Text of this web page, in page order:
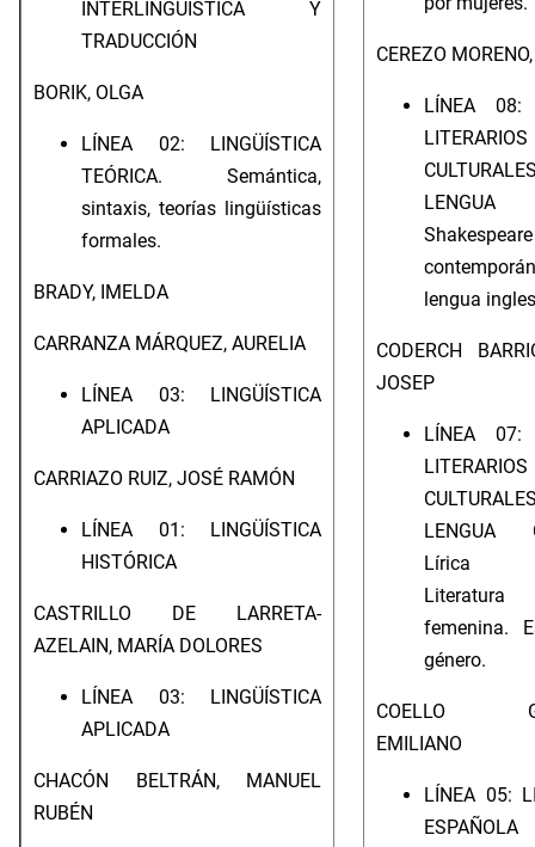
INTERLINGÜÍSTICA Y
TRADUCCIÓN
BORIK, OLGA
LÍNEA 02: LINGÜÍSTICA
TEÓRICA. Semántica,
sintaxis, teorías lingüísticas
formales.
BRADY, IMELDA
CARRANZA MÁRQUEZ, AURELIA
LÍNEA 03: LINGÜÍSTICA
APLICADA
CARRIAZO RUIZ, JOSÉ RAMÓN
LÍNEA 01: LINGÜÍSTICA
HISTÓRICA
CASTRILLO DE LARRETA-
AZELAIN, MARÍA DOLORES
LÍNEA 03: LINGÜÍSTICA
APLICADA
CHACÓN BELTRÁN, MANUEL
RUBÉN
CEREZO
LÍNEA 08:
LENGUA
lengua
CODERCH
JOSEP
LÍNEA 07:
LENGUA
Lírica
femenina.
género.
COELLO
EMILIANO
LÍNEA 05: